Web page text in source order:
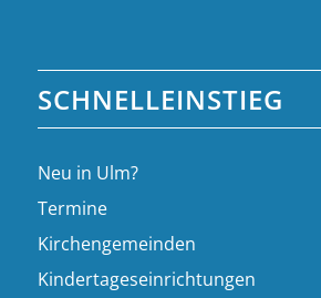
SCHNELLEINSTIEG
Neu in Ulm?
Termine
Kirchengemeinden
Kindertageseinrichtungen